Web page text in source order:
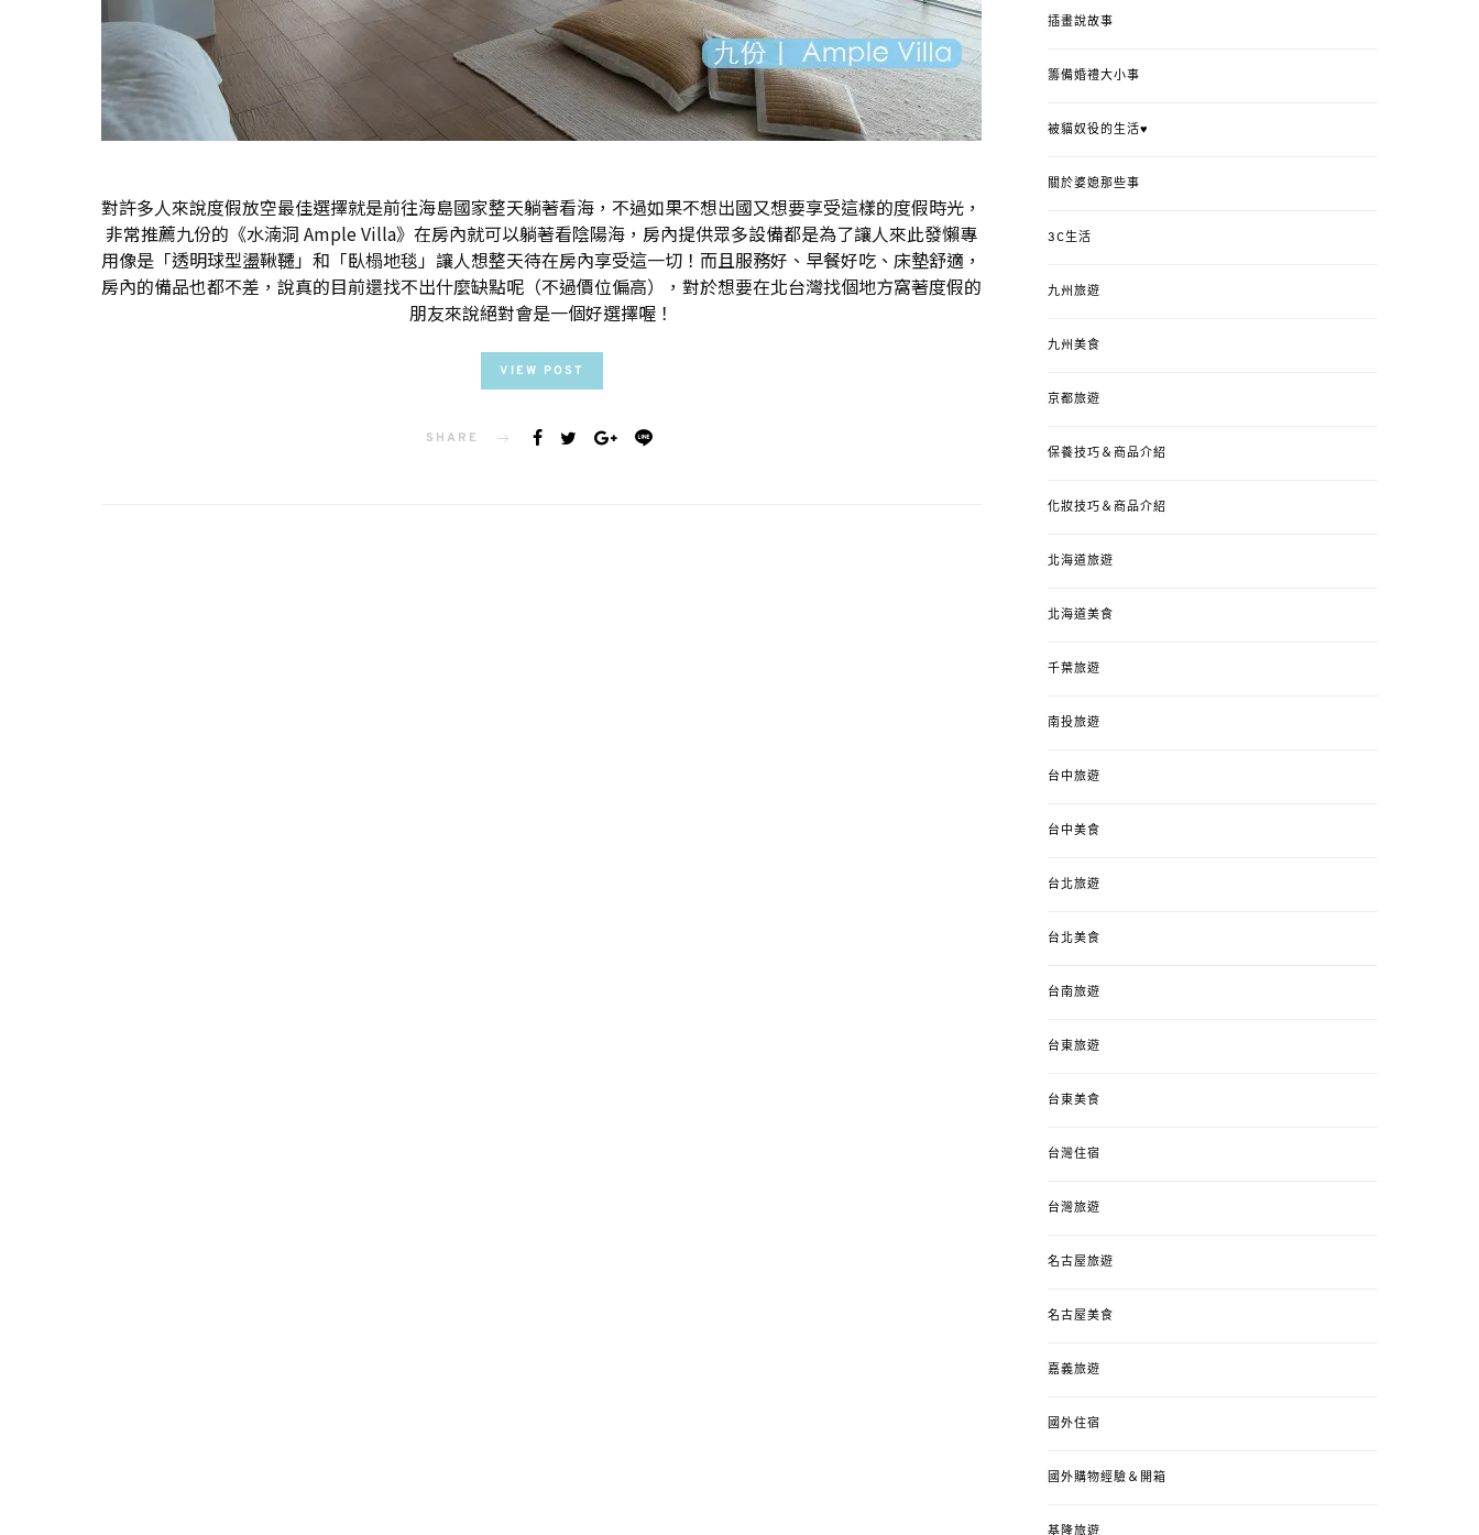
對許多人來說度假放空最佳選擇就是前往海島國家整天躺著看海，不過如果不想出國又想要享受這樣的度假時光，
非常推薦九份的《水湳洞 Ample Villa》在房內就可以躺著看陰陽海，房內提供眾多設備都是為了讓人來此發懶專
用像是「透明球型盪鞦韆」和「臥榻地毯」讓人想整天待在房內享受這一切！而且服務好、早餐好吃、床墊舒適，
房內的備品也都不差，說真的目前還找不出什麼缺點呢（不過價位偏高），對於想要在北台灣找個地方窩著度假的
朋友來說絕對會是一個好選擇喔！
VIEW POST
SHARE
插畫說故事
籌備婚禮大小事
被貓奴役的生活♥
關於婆媳那些事
3C生活
九州旅遊
九州美食
京都旅遊
保養技巧＆商品介紹
化妝技巧＆商品介紹
北海道旅遊
北海道美食
千葉旅遊
南投旅遊
台中旅遊
台中美食
台北旅遊
台北美食
台南旅遊
台東旅遊
台東美食
台灣住宿
台灣旅遊
名古屋旅遊
名古屋美食
嘉義旅遊
國外住宿
國外購物經驗＆開箱
基隆旅遊